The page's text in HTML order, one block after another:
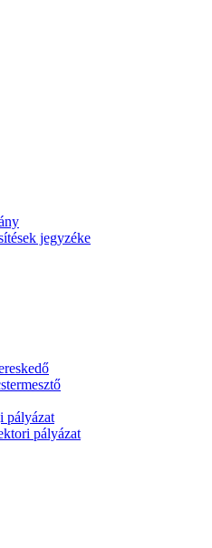
jegyzéke
pályázat
pályázat